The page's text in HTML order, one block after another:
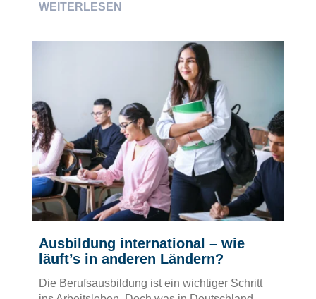
WEITERLESEN
Ausbildung international – wie
läuft’s in anderen Ländern?
Die Berufsausbildung ist ein wichtiger Schritt